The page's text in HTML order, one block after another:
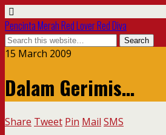
Pencinta Merah Red Lover Red Diva
15 March 2009
Dalam Gerimis…
Share Tweet Pin Mail SMS